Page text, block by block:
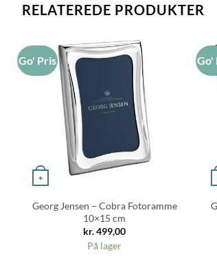
RELATEREDE PRODUKTER
Go' Pris
+
Georg Jensen – Cobra Fotoramme
10×15 cm
kr.499,00
På lager
Go'